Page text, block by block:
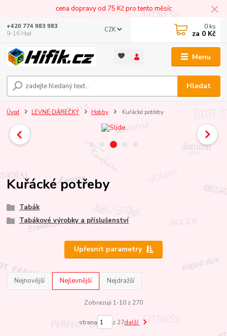
cena dopravy od 75 Kč pro tento měsíc
Menu
CZK
Hledat
+420 774 983 983
9-16 Hod
0 ks
za 0 Kč
Úvod LEVNÉ DÁREČKY Hobby Kuřácké potřeby
Kuřácké potřeby
Tabák
Tabákové výrobky a příslušenství
Upřesnit parametry
Nejnovější Nejlevnější Nejdražší
Zobrazuji 1-10 z 270
strana z 27další